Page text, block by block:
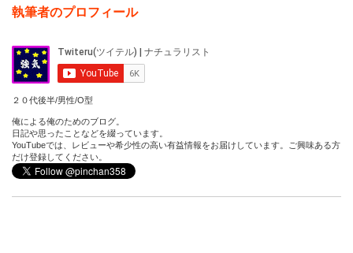
執筆者のプロフィール
２０代後半/男性/O型
俺による俺のためのブログ。
日記や思ったことなどを綴っています。
YouTubeでは、レビューや希少性の高い有益情報をお届けしています。ご興味ある方
だけ登録してください。